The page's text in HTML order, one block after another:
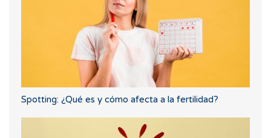
Spotting: ¿Qué es y cómo afecta a la fertilidad?